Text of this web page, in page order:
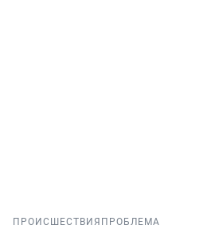
ПРОИСШЕСТВИЯ ПРОБЛЕМА